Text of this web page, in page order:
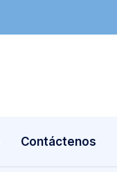
Contáctenos